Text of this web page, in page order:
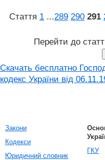
Стаття 1 ...289 290 291
Перейти до
Скачать бесплатно
кодекс України від
Закони
Кодекси
Юридичний словник
ГКУ